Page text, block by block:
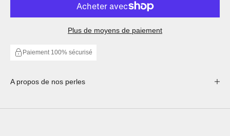
Plus de moyens de paiement
Paiement 100% sécurisé
A propos de nos perles